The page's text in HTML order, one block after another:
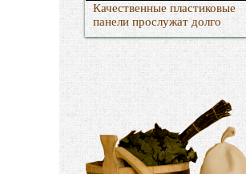
Качественные пластиковые
панели прослужат долго